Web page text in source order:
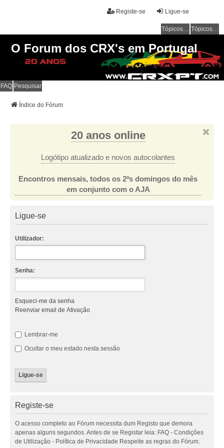
Ligue-se
Registe-se
Tópicos sem resposta Tópicos ativos
O Forum dos CRX's em Portugal
FAQ Pesquisar
Índice do Fórum
20 anos online
Logótipo atualizado e novos autocolantes
Encontros mensais, todos os 2ºs domingos do mês
em conjunto com o AJA
Ligue-se
Utilizador:
Senha:
Esqueci-me da senha
Reenviar email de Ativação
Lembrar-me
Ocultar o meu estado nesta sessão
Registe-se
O acesso completo ao Fórum necessita dum Registo que demora
apenas alguns segundos. Antes de se Registar leia: FAQ - Condições
de Utilização - Política de Privacidade Respeite as regras do Fórum.